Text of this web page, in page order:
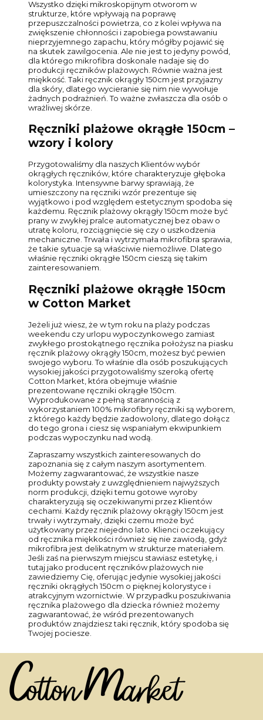
Wszystko dzięki mikroskopijnym otworom w
strukturze, które wpływają na poprawę
przepuszczalności powietrza, co z kolei wpływa na
zwiększenie chłonności i zapobiega powstawaniu
nieprzyjemnego zapachu, który mógłby pojawić się
na skutek zawilgocenia. Ale nie jest to jedyny powód,
dla którego mikrofibra doskonale nadaje się do
produkcji ręczników plażowych. Równie ważna jest
miękkość. Taki ręcznik okrągły 150cm jest przyjazny
dla skóry, dlatego wycieranie się nim nie wywołuje
żadnych podrażnień. To ważne zwłaszcza dla osób o
wrażliwej skórze.
Ręczniki plażowe okrągłe 150cm –
wzory i kolory
Przygotowaliśmy dla naszych Klientów wybór
okrągłych ręczników, które charakteryzuje głęboka
kolorystyka. Intensywne barwy sprawiają, że
umieszczony na ręczniki wzór prezentuje się
wyjątkowo i pod względem estetycznym spodoba się
każdemu. Ręcznik plażowy okrągły 150cm może być
prany w zwykłej pralce automatycznej bez obaw o
utratę koloru, rozciągnięcie się czy o uszkodzenia
mechaniczne. Trwała i wytrzymała mikrofibra sprawia,
że takie sytuacje są właściwie niemożliwe. Dlatego
właśnie ręczniki okrągłe 150cm cieszą się takim
zainteresowaniem.
Ręczniki plażowe okrągłe 150cm
w Cotton Market
Jeżeli już wiesz, że w tym roku na plaży podczas
weekendu czy urlopu wypoczynkowego zamiast
zwykłego prostokątnego ręcznika położysz na piasku
ręcznik plażowy okrągły 150cm, możesz być pewien
swojego wyboru. To właśnie dla osób poszukujących
wysokiej jakości przygotowaliśmy szeroką ofertę
Cotton Market, która obejmuje właśnie
prezentowane ręczniki okrągłe 150cm.
Wyprodukowane z pełną starannością z
wykorzystaniem 100% mikrofibry ręczniki są wyborem,
z którego każdy będzie zadowolony, dlatego dołącz
do tego grona i ciesz się wspaniałym ekwipunkiem
podczas wypoczynku nad wodą.
Zapraszamy wszystkich zainteresowanych do
zapoznania się z całym naszym asortymentem.
Możemy zagwarantować, że wszystkie nasze
produkty powstały z uwzględnieniem najwyższych
norm produkcji, dzięki temu gotowe wyroby
charakteryzują się oczekiwanymi przez Klientów
cechami. Każdy ręcznik plażowy okrągły 150cm jest
trwały i wytrzymały, dzięki czemu może być
użytkowany przez niejedno lato. Klienci oczekujący
od ręcznika miękkości również się nie zawiodą, gdyż
mikrofibra jest delikatnym w strukturze materiałem.
Jeśli zaś na pierwszym miejscu stawiasz estetykę, i
tutaj jako producent ręczników plażowych nie
zawiedziemy Cię, oferując jedynie wysokiej jakości
ręczniki okrągłych 150cm o pięknej kolorystyce i
atrakcyjnym wzornictwie. W przypadku poszukiwania
ręcznika plażowego dla dziecka również możemy
zagwarantować, że wśród prezentowanych
produktów znajdziesz taki ręcznik, który spodoba się
Twojej pociesze.